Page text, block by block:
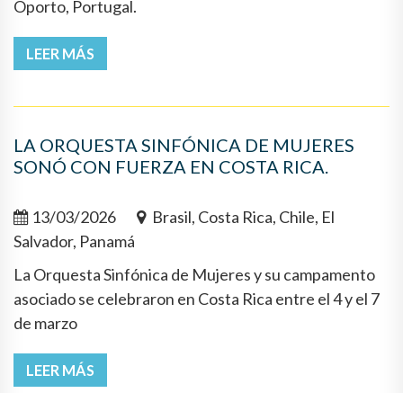
Oporto, Portugal.
LEER MÁS
LA ORQUESTA SINFÓNICA DE MUJERES
SONÓ CON FUERZA EN COSTA RICA.
13/03/2026
Brasil, Costa Rica, Chile, El
Salvador, Panamá
La Orquesta Sinfónica de Mujeres y su campamento
asociado se celebraron en Costa Rica entre el 4 y el 7
de marzo
LEER MÁS